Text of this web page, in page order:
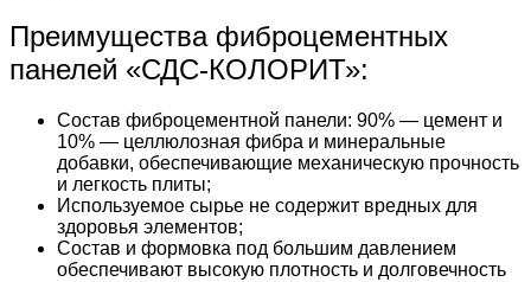
Преимущества фиброцементных
панелей «СДС-КОЛОРИТ»:
Состав фиброцементной панели: 90% — цемент и
10% — целлюлозная фибра и минеральные
добавки, обеспечивающие механическую прочность
и легкость плиты;
Используемое сырье не содержит вредных для
здоровья элементов;
Состав и формовка под большим давлением
обеспечивают высокую плотность и долговечность